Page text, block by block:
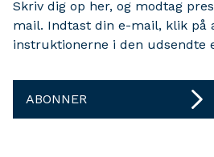
Skriv dig op her, og modtag
mail. Indtast din e-mail, klik på
instruktionerne i den udsendte
ABONNER